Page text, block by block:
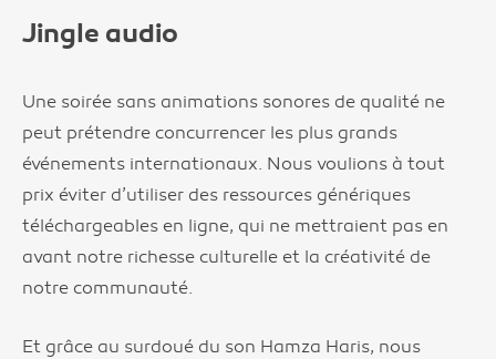
Jingle audio
Une soirée sans animations sonores de qualité ne
peut prétendre concurrencer les plus grands
événements internationaux. Nous voulions à tout
prix éviter d’utiliser des ressources génériques
téléchargeables en ligne, qui ne mettraient pas en
avant notre richesse culturelle et la créativité de
notre communauté.
Et grâce au surdoué du son Hamza Haris, nous